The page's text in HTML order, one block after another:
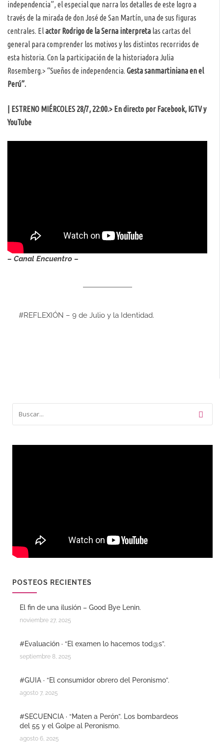
independencia”, el especial que narra los detalles de este logro a
través de la mirada de don José de San Martín, una de sus figuras
centrales. Elactor Rodrigo de la Serna interpreta las cartas del
general para comprender los motivos y los distintos recorridos de
esta historia. Con la participación de la historiadora Julia
Rosemberg.> “Sueños de independencia. Gesta sanmartiniana en el
Perú”.
| ESTRENO MIÉRCOLES 28/7, 22:00.> En directo por Facebook, IGTV y
YouTube
– Canal Encuentro –
#REFLEXIÓN – 9 de Julio y la Identidad.
POSTEOS RECIENTES
El fin de una ilusión – Good Bye Lenin.
noviembre 27, 2025
#Evaluación · “El examen lo hacemos tod@s”.
septiembre 8, 2025
#GUIA · “El consumidor obrero del Peronismo”.
agosto 7, 2025
#SECUENCIA · “Maten a Perón”. Los bombardeos
del 55 y el Golpe al Peronismo.
agosto 6, 2025